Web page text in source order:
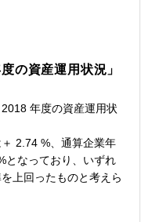
の資産運用状況」
年度の資産運用状
2.74 %、通算企業年
となっており、いずれ
上回ったものと考えら